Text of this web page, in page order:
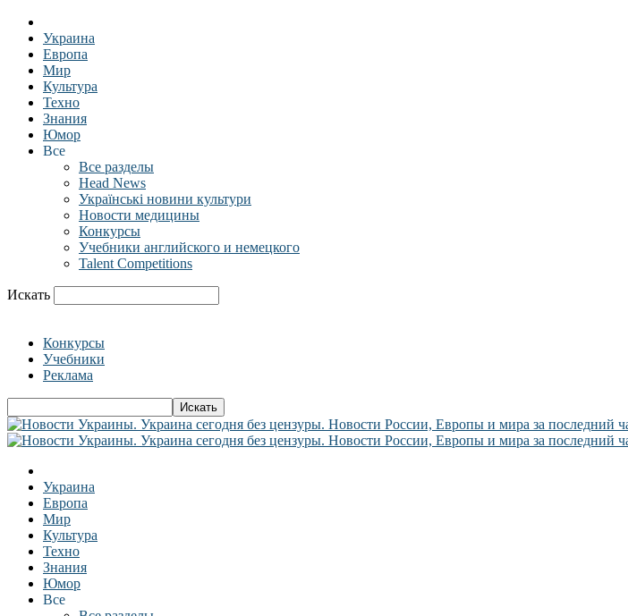
Украина
Европа
Мир
Культура
Техно
Знания
Юмор
Все
Все разделы
Head News
Українські новини культури
Новости медицины
Конкурсы
Учебники английского и немецкого
Talent Competitions
Искать
Конкурсы
Учебники
Реклама
Украина
Европа
Мир
Культура
Техно
Знания
Юмор
Все